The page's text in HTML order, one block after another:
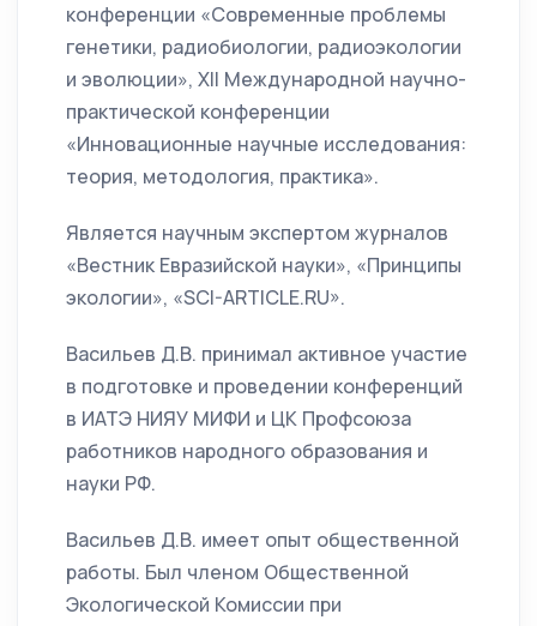
конференции «Современные проблемы
генетики, радиобиологии, радиоэкологии
и эволюции», XII Международной научно-
практической конференции
«Инновационные научные исследования:
теория, методология, практика».
Является научным экспертом журналов
«Вестник Евразийской науки», «Принципы
экологии», «SCI-ARTICLE.RU».
Васильев Д.В. принимал активное участие
в подготовке и проведении конференций
в ИАТЭ НИЯУ МИФИ и ЦК Профсоюза
работников народного образования и
науки РФ.
Васильев Д.В. имеет опыт общественной
работы. Был членом Общественной
Экологической Комиссии при